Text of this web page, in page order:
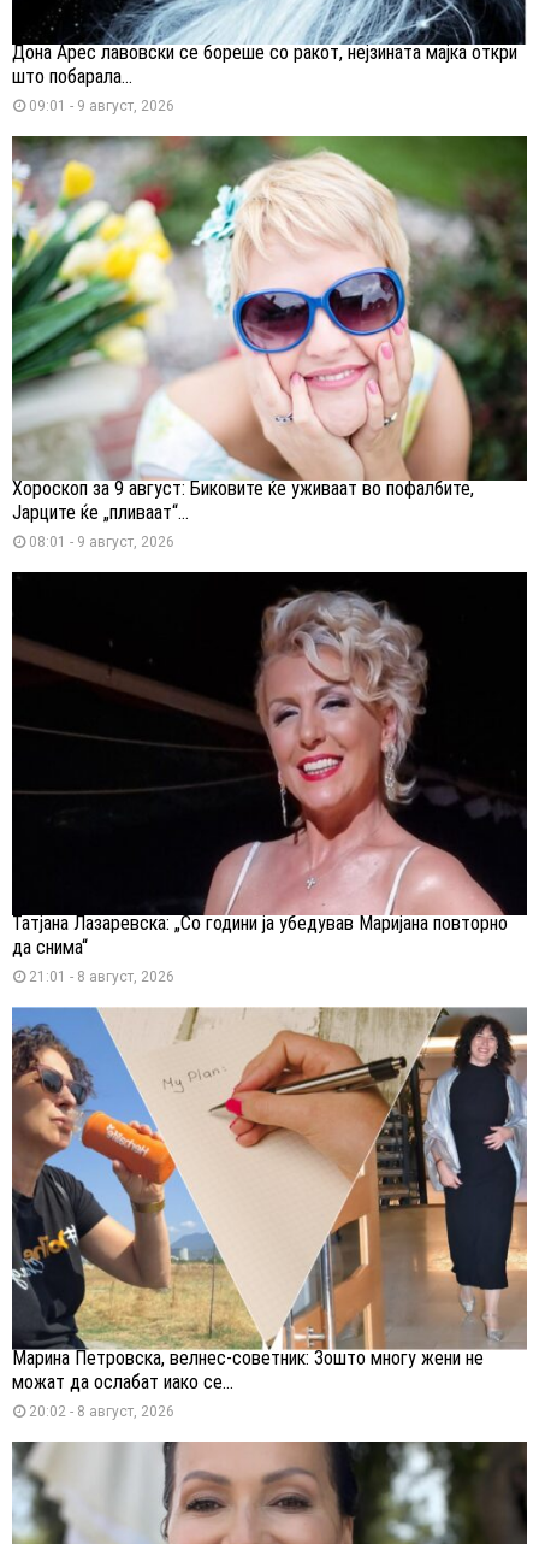
Дона Арес лавовски се бореше со ракот, нејзината мајка откри
што побарала...
09:01 - 9 август, 2026
Хороскоп за 9 август: Биковите ќе уживаат во пофалбите,
Јарците ќе „пливаат“...
08:01 - 9 август, 2026
Татјана Лазаревска: „Со години ја убедував Маријана повторно
да снима“
21:01 - 8 август, 2026
Марина Петровска, велнес-советник: Зошто многу жени не
можат да ослабат иако се...
20:02 - 8 август, 2026